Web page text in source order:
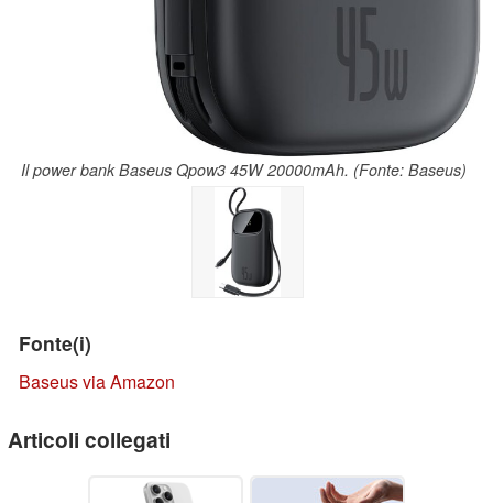
Il power bank Baseus Qpow3 45W 20000mAh. (Fonte: Baseus)
Fonte(i)
Baseus via Amazon
Articoli collegati